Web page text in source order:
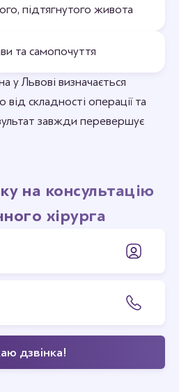
підтягнутого живота
та самопочуття
у Львові визначається
складності операції та
завжди перевершує
на консультацію
хірурга